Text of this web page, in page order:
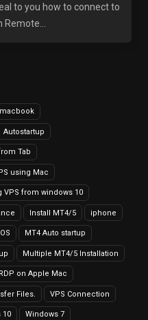
Autostartup
Tab
using Mac
VPS from windows 10
Install MT4/5 iphone
MT4 Auto startup
Multiple MT4/5 Installation
RDP on Apple Mac
Files. VPS Connection
10 Windows 7
to you how to connect to